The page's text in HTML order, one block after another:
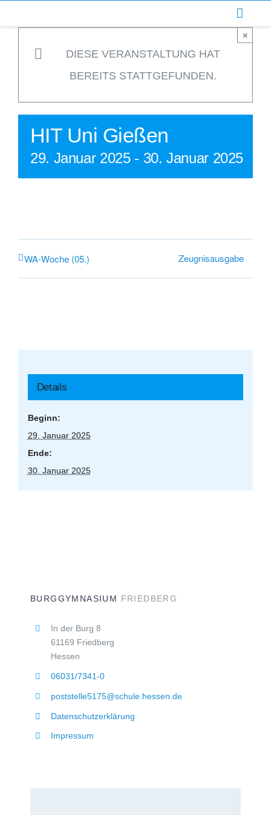
DIESE VERANSTALTUNG HAT
BEREITS STATTGEFUNDEN.
×
HIT Uni Gießen
29. Januar 2025- 30. Januar 2025
WA-Woche (05.) Zeugnisausgabe
Details
Beginn:
29. Januar 2025
Ende:
30. Januar 2025
BURGGYMNASIUM FRIEDBERG
In der Burg 8
61169 Friedberg
Hessen
06031/7341-0
poststelle5175@schule.hessen.de
Datenschutzerklärung
Impressum